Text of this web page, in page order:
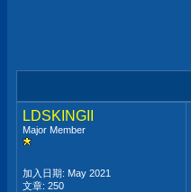
LDSKINGII
Major Member
加入日期: May 2021
文章: 250